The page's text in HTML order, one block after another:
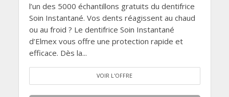
l’un des 5000 échantillons gratuits du dentifrice
Soin Instantané. Vos dents réagissent au chaud
ou au froid ? Le dentifrice Soin Instantané
d’Elmex vous offre une protection rapide et
efficace. Dès la...
VOIR L'OFFRE